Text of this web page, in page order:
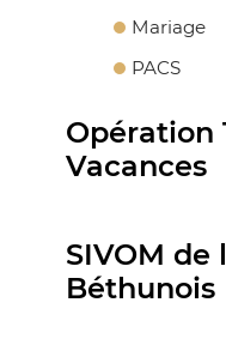
Mariage
PACS
Opération
Vacances
SIVOM
Béthunois